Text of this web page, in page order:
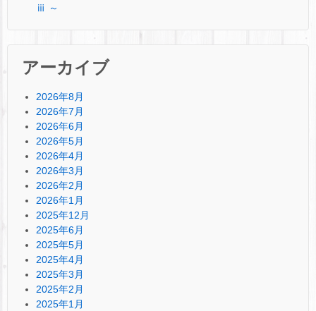
ⅲ ～
アーカイブ
2026年8月
2026年7月
2026年6月
2026年5月
2026年4月
2026年3月
2026年2月
2026年1月
2025年12月
2025年6月
2025年5月
2025年4月
2025年3月
2025年2月
2025年1月